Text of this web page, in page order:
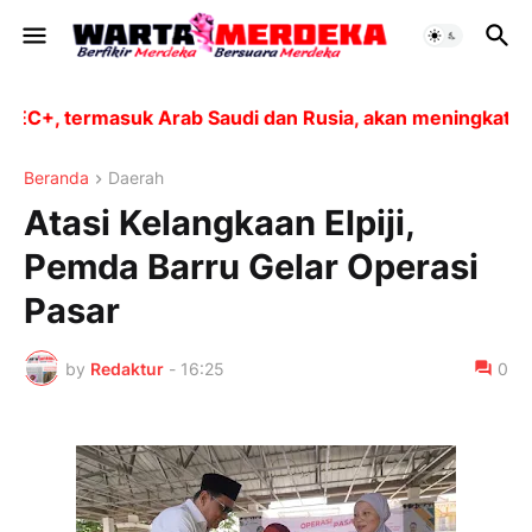
termasuk Arab Saudi dan Rusia, akan
Beranda Daerah
Atasi Kelangkaan Elpiji,
Pemda Barru Gelar Operasi
Pasar
by Redaktur - 16:25 0